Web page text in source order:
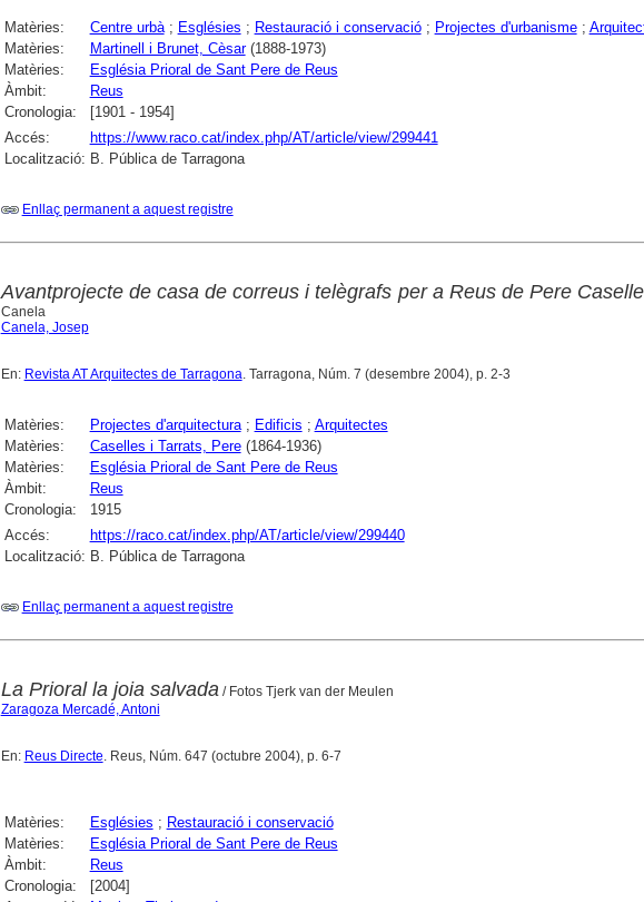
Matèries: Centre urbà; Esglésies ; Restauració i conservació; Projectes d'urbanisme;
Matèries:
Martinell i Brunet, Cèsar(1888-1973)
Matèries:
Església Prioral de Sant Pere de Reus
Àmbit:
Reus
Cronologia:
[1901 - 1954]
Accés:
https://www.raco.cat/index.php/AT/article/view/299441
Localització: B. Pública de Tarragona
Enllaç permanent a aquest registre
Avantprojecte de casa de correus i telègrafs per a Reus de Pere
Canela
Canela, Josep
En: Revista AT Arquitectes de Tarragona. Tarragona, Núm. 7 (desembre 2004), p. 2-3
Matèries: Projectes d'arquitectura; Edificis ; Arquitectes
Matèries:
Caselles i Tarrats, Pere(1864-1936)
Matèries:
Església Prioral de Sant Pere de Reus
Àmbit:
Reus
Cronologia:
1915
Accés:
https://raco.cat/index.php/AT/article/view/299440
Localització: B. Pública de Tarragona
Enllaç permanent a aquest registre
La Prioral la joia salvada/ Fotos Tjerk van der Meulen
Zaragoza Mercadé, Antoni
En: Reus Directe. Reus, Núm. 647 (octubre 2004), p. 6-7
Matèries: Esglésies ; Restauració i conservació
Matèries:
Església Prioral de Sant Pere de Reus
Àmbit:
Reus
Cronologia:
[2004]